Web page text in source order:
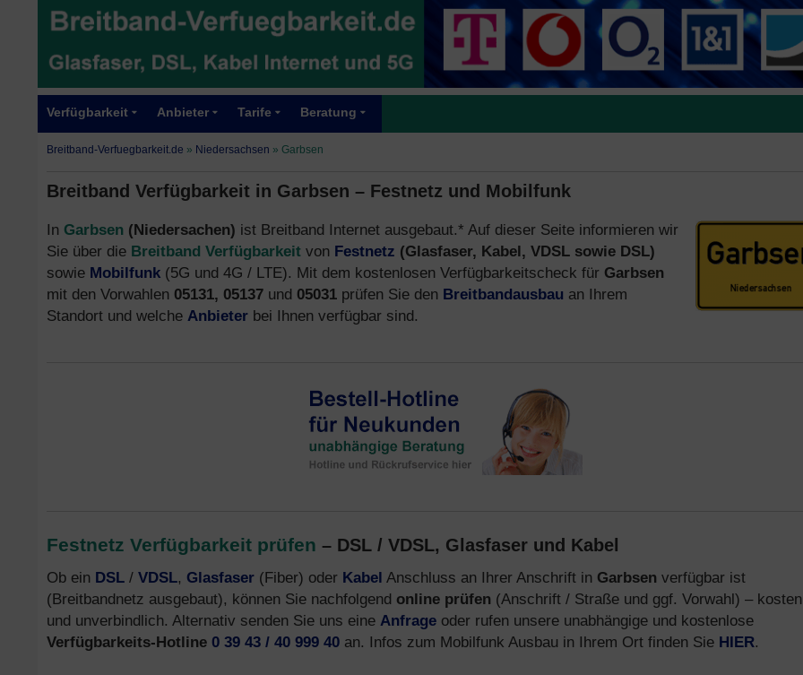
Verfügbarkeit Anbieter Tarife Beratung
Breitband-Verfuegbarkeit.de » Niedersachsen » Garbsen
Breitband Verfügbarkeit in Garbsen – Festnetz und Mobilfunk
In Garbsen (Niedersachen) ist Breitband Internet ausgebaut.* Auf dieser Seite informieren wir
Sie über die Breitband Verfügbarkeit von Festnetz (Glasfaser, Kabel, VDSL sowie DSL)
sowie Mobilfunk (5G und 4G / LTE). Mit dem kostenlosen Verfügbarkeitscheck für Garbsen
mit den Vorwahlen 05131, 05137 und 05031 prüfen Sie den Breitbandausbau an Ihrem
Standort und welche Anbieter bei Ihnen verfügbar sind.
Festnetz Verfügbarkeit prüfen – DSL / VDSL, Glasfaser und Kabel
Ob ein DSL / VDSL, Glasfaser (Fiber) oder Kabel Anschluss an Ihrer Anschrift in Garbsen verfügbar ist
(Breitbandnetz ausgebaut), können Sie nachfolgend online prüfen (Anschrift / Straße und ggf. Vorwahl) –
und unverbindlich. Alternativ senden Sie uns eine Anfrage oder rufen unsere unabhängige und kostenlose
Verfügbarkeits-Hotline 0 39 43 / 40 999 40 an. Infos zum Mobilfunk Ausbau in Ihrem Ort finden Sie HIER.